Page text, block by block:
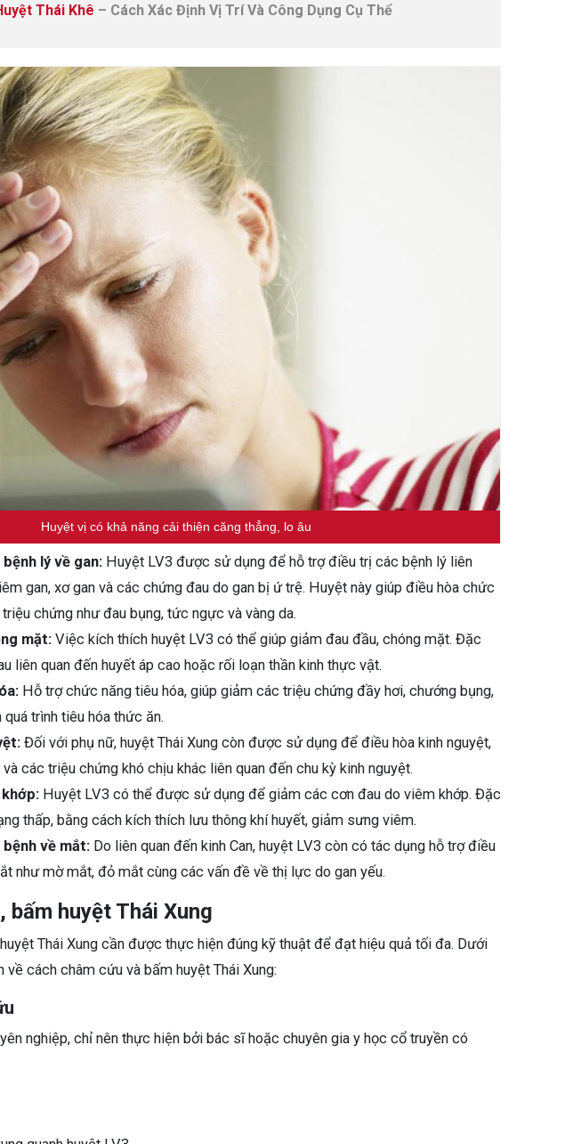
Thái Khê – Cách Xác Định Vị Trí Và Công Dụng Cụ Thể
Huyệt vị có khả năng cải thiện căng thẳng, lo âu
lý về gan: Huyệt LV3 được sử dụng để hỗ trợ điều trị các bệnh lý liên
gan, xơ gan và các chứng đau do gan bị ứ trệ. Huyệt này giúp điều hòa chức
chứng như đau bụng, tức ngực và vàng da.
mặt: Việc kích thích huyệt LV3 có thể giúp giảm đau đầu, chóng mặt. Đặc
liên quan đến huyết áp cao hoặc rối loạn thần kinh thực vật.
Hỗ trợ chức năng tiêu hóa, giúp giảm các triệu chứng đầy hơi, chướng bụng,
trình tiêu hóa thức ăn.
Đối với phụ nữ, huyệt Thái Xung còn được sử dụng để điều hòa kinh nguyệt,
các triệu chứng khó chịu khác liên quan đến chu kỳ kinh nguyệt.
Huyệt LV3 có thể được sử dụng để giảm các cơn đau do viêm khớp. Đặc
thấp, bằng cách kích thích lưu thông khí huyết, giảm sưng viêm.
về mắt: Do liên quan đến kinh Can, huyệt LV3 còn có tác dụng hỗ trợ điều
như mờ mắt, đỏ mắt cùng các vấn đề về thị lực do gan yếu.
bấm huyệt Thái Xung
Thái Xung cần được thực hiện đúng kỹ thuật để đạt hiệu quả tối đa. Dưới
về cách châm cứu và bấm huyệt Thái Xung:
nghiệp, chỉ nên thực hiện bởi bác sĩ hoặc chuyên gia y học cổ truyền có